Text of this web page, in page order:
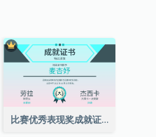
比赛优秀表现奖成就证书